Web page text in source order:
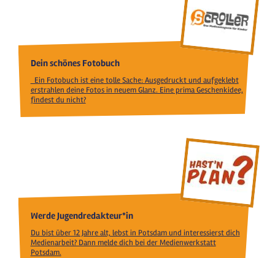
Dein schönes Fotobuch
Ein Fotobuch ist eine tolle Sache: Ausgedruckt und aufgeklebt
erstrahlen deine Fotos in neuem Glanz. Eine prima Geschenkidee,
findest du nicht?
Werde Jugendredakteur*in
Du bist über 12 Jahre alt, lebst in Potsdam und interessierst dich
Medienarbeit? Dann melde dich bei der Medienwerkstatt
Potsdam.